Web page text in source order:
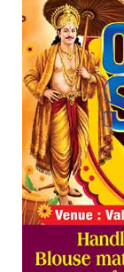
Get In Touch
Twitter
LinkedIn
YouTube